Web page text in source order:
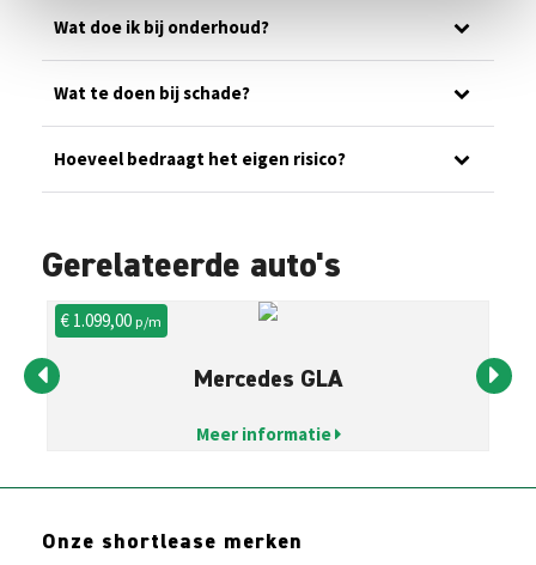
Wat doe ik bij onderhoud?
Wat te doen bij schade?
Hoeveel bedraagt het eigen risico?
Gerelateerde auto's
€ 1.099,00p/m
Mercedes GLA
Meer informatie
Onze shortlease merken